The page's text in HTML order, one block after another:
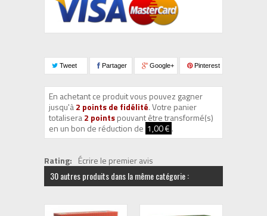
Tweet Partager Google+ Pinterest
En achetant ce produit vous pouvez gagner
jusqu'à2 points de fidélité. Votre panier
totalisera2 pointspouvant être transformé(s)
en un bon de réduction de 1,00 € .
Rating: Écrire le premier avis
30 autres produits dans la même catégorie :